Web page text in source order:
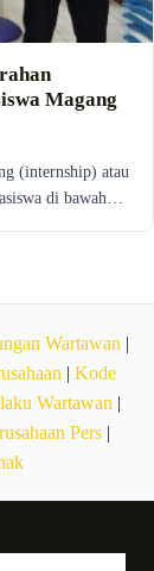
Magang
(internship) atau
di bawah…
Wartawan |
| Kode
Wartawan |
Pers|